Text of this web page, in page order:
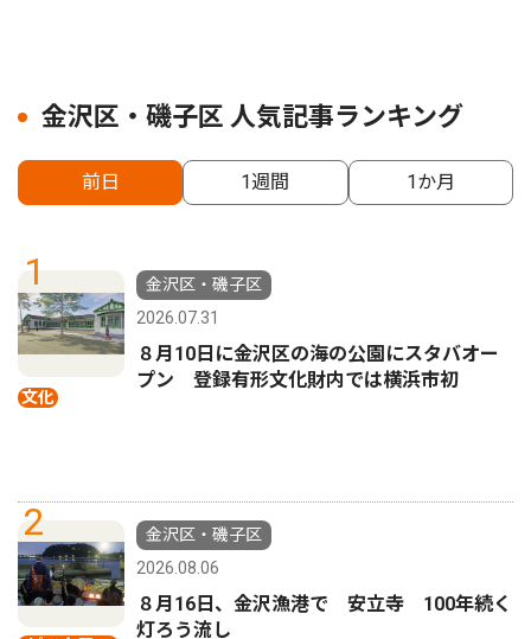
金沢区・磯子区 人気記事ランキング
前日 1週間 1か月
1
文化
金沢区・磯子区
2026.07.31
８月10日に金沢区の海の公園にスタバオー
プン 登録有形文化財内では横浜市初
2
金沢区・磯子区
2026.08.06
８月16日、金沢漁港で 安立寺 100年続く
灯ろう流し